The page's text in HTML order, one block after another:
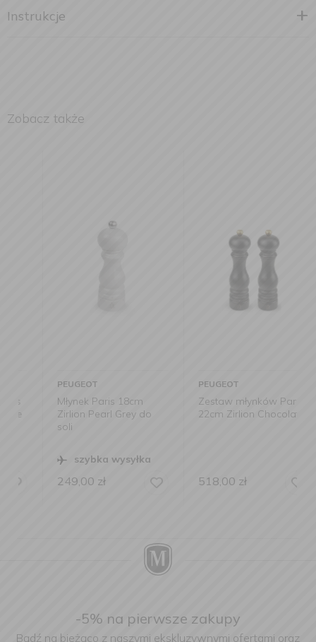
Instrukcje
Zobacz także
PEUGEOT
Młynek Paris 18cm
Zirlion Pearl Grey do
szybka wysyłka
249,00zł
PEUGEOT
Zestaw młynków Paris
22cm Zirlion Chocolate
518,00zł
-5% na pierwsze zakupy
Bądź na bieżąco z naszymi ekskluzywnymi ofertami oraz